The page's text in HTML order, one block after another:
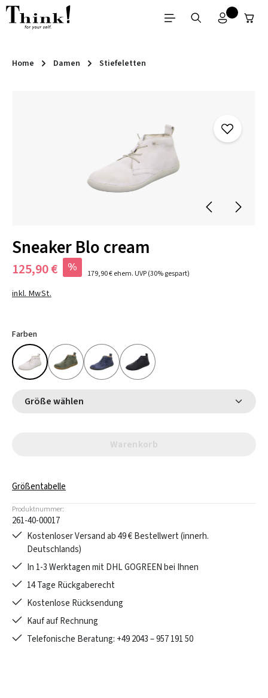
Zum Hauptinhalt springen
Home Damen Stiefeletten
Sneaker Blo cream
125,90 € % 179,90 €ehem. UVP(30% gespart)
inkl. MwSt.
Farben
Größe wählen
Warenkorb
Größentabelle
Produktnummer:
261-40-00017
Kostenloser Versand ab 49 € Bestellwert (innerh.
Deutschlands)
In 1-3 Werktagen mit DHL GOGREEN bei Ihnen
14 Tage Rückgaberecht
Kostenlose Rücksendung
Kauf auf Rechnung
Telefonische Beratung: +49 2043 – 957 191 50